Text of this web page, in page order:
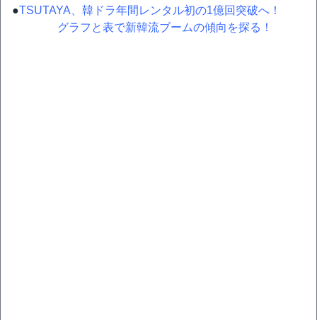
●TSUTAYA、韓ドラ年間レンタル初の1億回突破へ！
グラフと表で新韓流ブームの傾向を探る！